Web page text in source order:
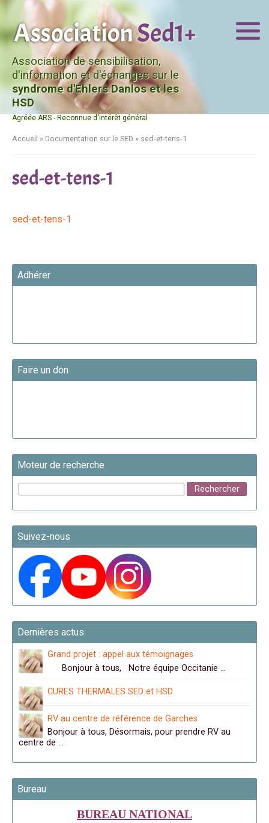
Association de sensibilisation,
d'information et d'échanges sur le
syndrome d'Ehlers Danlos et les
HSD
Agréée ARS - Reconnue d'intérêt général
Accueil » Documentation sur le SED » sed-et-tens-1
sed-et-tens-1
sed-et-tens-1
Adhérer
Faire un don
Moteur de recherche
Suivez-nous
Dernières actus
Grand projet : appel aux témoignages
Bonjour à tous, Notre équipe Occitanie …
CURES THERMALES SED et HSD
RV au centre de référence de Garches
Bonjour à tous, Désormais, pour prendre RV au
centre de …
Bureau
BUREAU NATIONAL